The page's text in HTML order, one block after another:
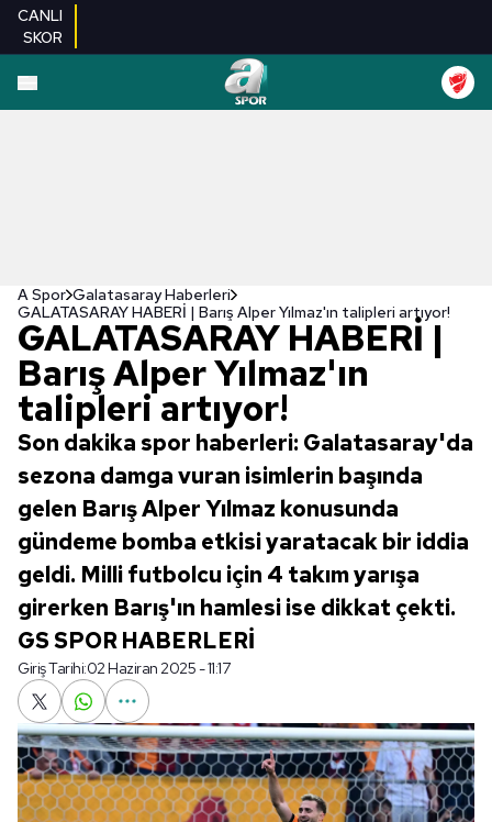
CANLI
SKOR
A Spor Galatasaray Haberleri
GALATASARAY HABERİ | Barış Alper Yılmaz'ın talipleri artıyor!
GALATASARAY HABERİ |
Barış Alper Yılmaz'ın
talipleri artıyor!
Son dakika spor haberleri: Galatasaray'da
sezona damga vuran isimlerin başında
gelen Barış Alper Yılmaz konusunda
gündeme bomba etkisi yaratacak bir iddia
geldi. Milli futbolcu için 4 takım yarışa
girerken Barış'ın hamlesi ise dikkat çekti.
GS SPOR HABERLERİ
Giriş Tarihi:02 Haziran 2025 - 11:17